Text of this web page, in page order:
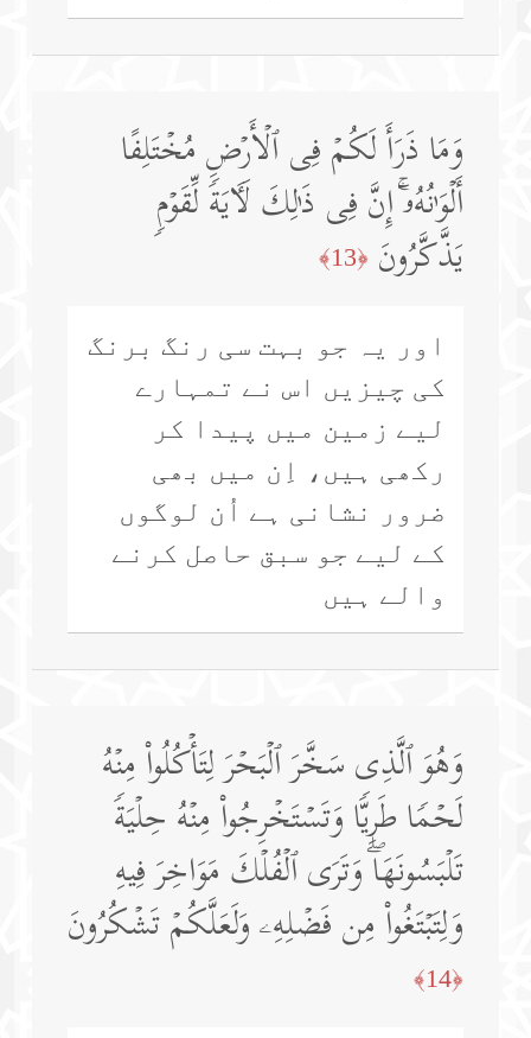
وَمَا ذَرَأَ لَكُمۡ فِی ٱلۡأَرۡضِ مُخۡتَلِفًا
أَلۡوَ ٰ⁠نُهُۥۤۚ إِنَّ فِی ذَ ٰ⁠لِكَ لَـَٔایَةࣰ لِّقَوۡمࣲ
یَذَّكَّرُونَ ﴿13﴾
اور یہ جو بہت سی رنگ برنگ
کی چیزیں اس نے تمہارے
لیے زمین میں پیدا کر
رکھی ہیں، اِن میں بھی
ضرور نشانی ہے اُن لوگوں
کے لیے جو سبق حاصل کرنے
والے ہیں
وَهُوَ ٱلَّذِی سَخَّرَ ٱلۡبَحۡرَ لِتَأۡكُلُوا۟ مِنۡهُ
لَحۡمࣰا طَرِیࣰّا وَتَسۡتَخۡرِجُوا۟ مِنۡهُ حِلۡیَةࣰ
تَلۡبَسُونَهَاۖ وَتَرَى ٱلۡفُلۡكَ مَوَاخِرَ فِیهِ
وَلِتَبۡتَغُوا۟ مِن فَضۡلِهِۦ وَلَعَلَّكُمۡ تَشۡكُرُونَ
﴿14﴾